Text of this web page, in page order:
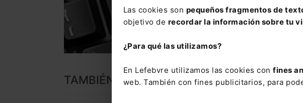
Las cookies son pequeños fragmentos de
objetivo de recordar la información sobre tu
¿Para qué las utilizamos?
En Lefebvre utilizamos las cookies con fines
web. También con fines publicitarios, para
TAMBIÉN TE PUEDE INTERESAR